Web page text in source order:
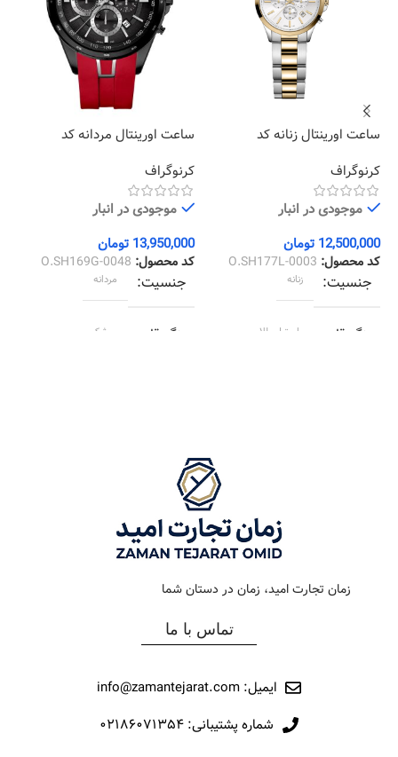
ساعت اورینتال زنانه کد
کرنوگراف
موجودی در انبار
12,500,000 تومان
کد محصول: O.SH177L-0003
جنسیت زنانه
رنگ قاب استیل طلایی
کرنوگراف
رفرانس 177
ساعت اورینتال مردانه کد
کرنوگراف
موجودی در انبار
13,950,000 تومان
کد محصول: O.SH169G-0048
جنسیت مردانه
رنگ قاب مشکی
جنس بند
نوع ساعت
رفرانس
برند
زمان تجارت امید، زمان در دستان شما
تماس با ما
ایمیل: info@zamantejarat.com
شماره پشتیبانی: ۰۲۱۸۶۰۷۱۳۵۴